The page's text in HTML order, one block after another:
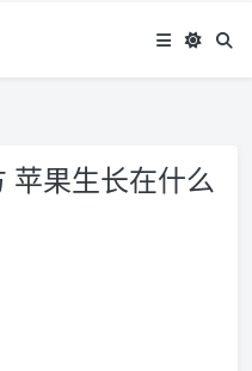
苹果生长在什么